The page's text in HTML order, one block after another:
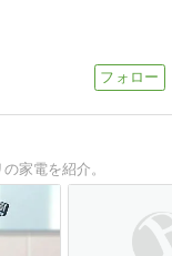
家電を紹介。